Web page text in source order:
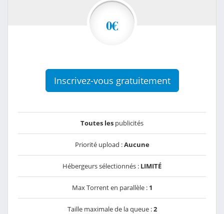
0€
Inscrivez-vous gratuitement
Toutes les publicités
Priorité upload :Aucune
Hébergeurs sélectionnés : LIMITÉ
Max Torrent en parallèle : 1
Taille maximale de la queue :2